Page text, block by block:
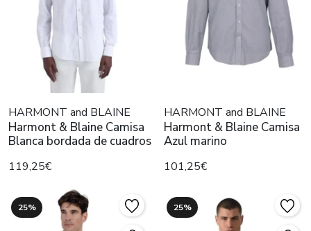
HARMONT and BLAINE
Harmont & Blaine Camisa
Blanca bordada de cuadros
119,25€
HARMONT and BLAINE
Harmont & Blaine Camisa
Azul marino
101,25€
25% 25%